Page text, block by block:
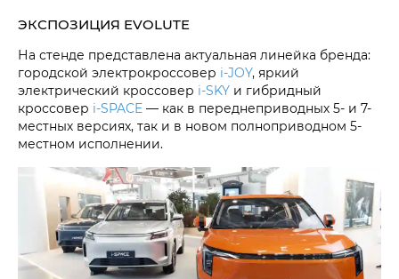
ЭКСПОЗИЦИЯ EVOLUTE
На стенде представлена актуальная линейка бренда:
городской электрокроссовер i‑JOY, яркий
электрический кроссовер i‑SKY и гибридный
кроссовер i‑SPACE — как в переднеприводных 5- и 7-
местных версиях, так и в новом полноприводном 5-
местном исполнении.